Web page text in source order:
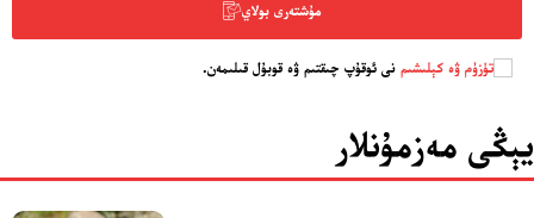
مۇشتەرى بولاي
تۈزۈم ۋە كېلىشىم نى ئوقۇپ چىقتىم ۋە قوبۇل قىلىمەن.
يېڭى مەزمۇنلار